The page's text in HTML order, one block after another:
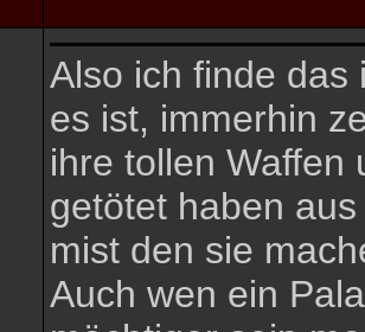
Also ich finde das
es ist, immerhin
ihre tollen Waffen
getötet haben
mist den sie
Auch wen ein